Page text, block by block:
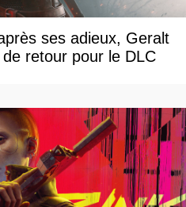
ses adieux, Geralt
retour pour le DLC